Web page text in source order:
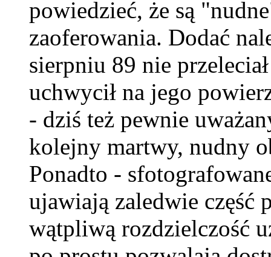
powiedzieć, że są
zaoferowania. Dodać
sierpniu 89 nie
uchwycił na jego
- dziś też pewnie
kolejny martwy, nudny
Ponadto -
ujawiają zaledwie część
wątpliwą rozdzielczość